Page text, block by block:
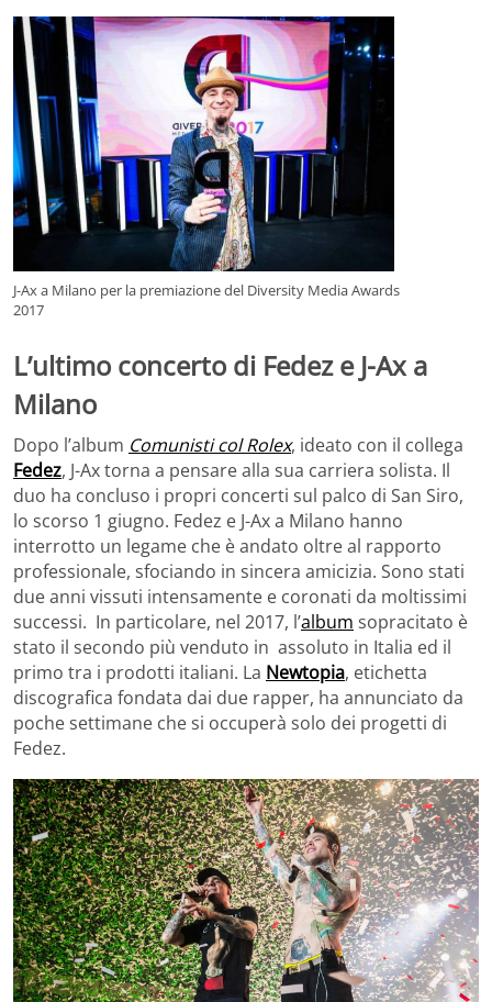
J-Ax a Milano per la premiazione del Diversity Media Awards
2017
L’ultimo concerto di Fedez e J-Ax a
Milano
Dopo l’album Comunisti col Rolex, ideato con il collega
Fedez, J-Ax torna a pensare alla sua carriera solista. Il
duo ha concluso i propri concerti sul palco di San Siro,
lo scorso 1 giugno. Fedez e J-Ax a Milano hanno
interrotto un legame che è andato oltre al rapporto
professionale, sfociando in sincera amicizia. Sono stati
due anni vissuti intensamente e coronati da moltissimi
successi. In particolare, nel 2017, l’album sopracitato è
stato il secondo più venduto in assoluto in Italia ed il
primo tra i prodotti italiani. La Newtopia, etichetta
discografica fondata dai due rapper, ha annunciato da
poche settimane che si occuperà solo dei progetti di
Fedez.